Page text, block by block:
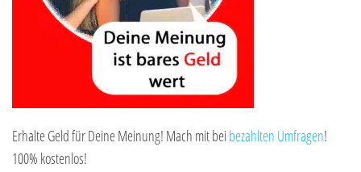
Erhalte Geld für Deine Meinung! Mach mit beibezahlten Umfragen!
100% kostenlos!